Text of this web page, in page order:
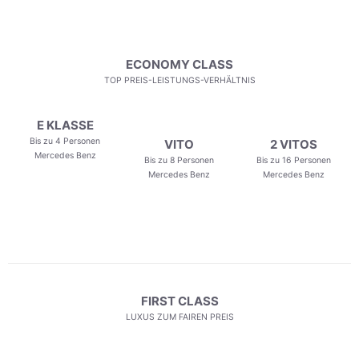
ECONOMY CLASS
TOP PREIS-LEISTUNGS-VERHÄLTNIS
E KLASSE
Bis zu 4 Personen
Mercedes Benz
VITO
Bis zu 8 Personen
Mercedes Benz
2 VITOS
Bis zu 16 Personen
Mercedes Benz
FIRST CLASS
LUXUS ZUM FAIREN PREIS